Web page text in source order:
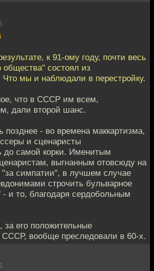
к 91-ому году, почти весь
общества" состоял из
Что мы и наблюдали в перестройку.
что в СССР им всем,
дали второй шанс.
- во времена маккартизма,
и сценаристы
до самой корки. Именитым
выгнанным отовсюду на
"за симпатии", в лучшем случае
строчить бульварное
- и то, благодаря сердобольным
за его положительные
СССР, вообще преследовали в 60-х.